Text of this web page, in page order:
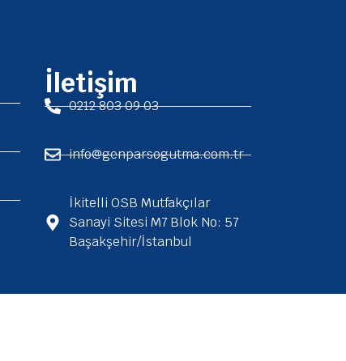
İletişim
0212 803 09 03
info@genparsogutma.com.tr
İkitelli OSB Mutfakçılar
Sanayi Sitesi M7 Blok No: 57
Başakşehir/İstanbul